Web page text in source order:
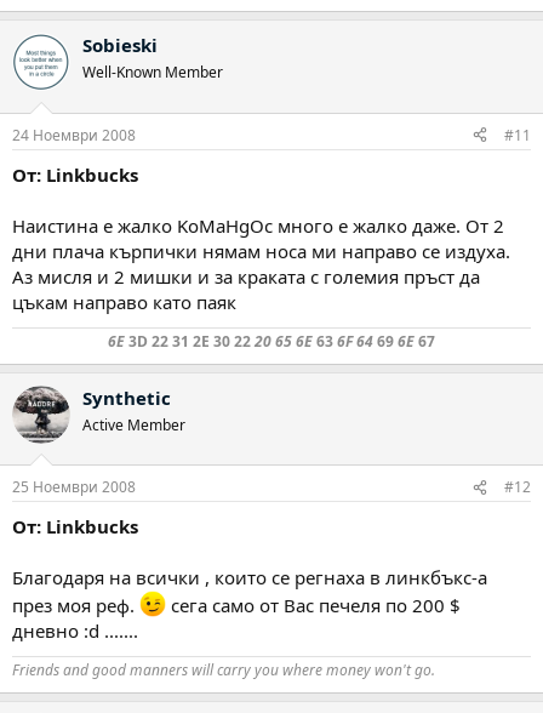
Sobieski
Well-Known Member
24 Ноември 2008 #11
От: Linkbucks
Наистина е жалко KoMaHgOc много е жалко даже. От 2
дни плача кърпички нямам носа ми направо се издуха.
Аз мисля и 2 мишки и за краката с големия пръст да
цъкам направо като паяк
6E3D 22 31 2E 30 2220 65 6E636F 64696E67
Synthetic
Active Member
25 Ноември 2008 #12
От: Linkbucks
Благодаря на всички , които се регнаха в линкбъкс-а
през моя реф.
сега само от Вас печеля по 200 $
дневно :d .......
Friends and good manners will carry you where money won't go.